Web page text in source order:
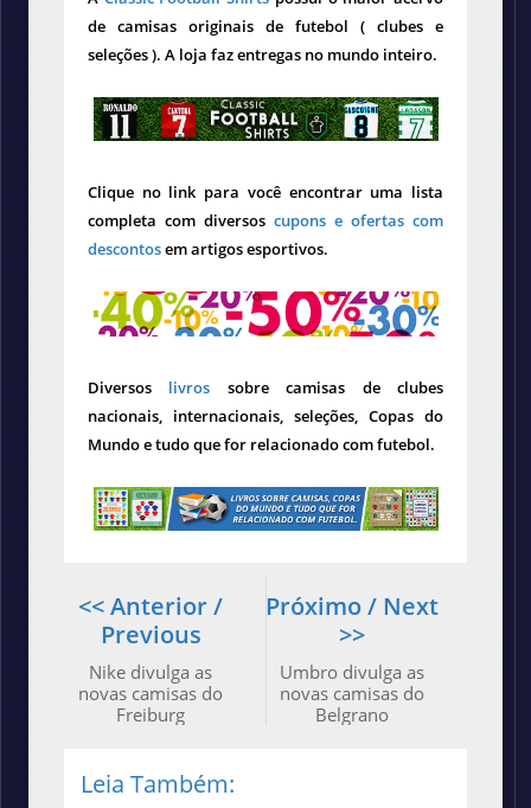
de camisas originais de futebol ( clubes e
seleções ). A loja faz entregas no mundo inteiro.
Clique no link para você encontrar uma lista
completa com diversos cupons e ofertas com
descontosem artigos esportivos.
Diversos livros sobre camisas de clubes
nacionais, internacionais, seleções, Copas do
Mundo e tudo que for relacionado com futebol.
Próximo / Next
>>
Umbro divulga as
novas camisas do
Belgrano
<< Anterior /
Previous
Nike divulga as
novas camisas do
Freiburg
Leia Também: